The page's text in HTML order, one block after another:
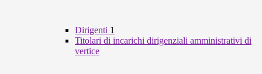
Dirigenti 1
Titolari di incarichi dirigenziali amministrativi di
vertice